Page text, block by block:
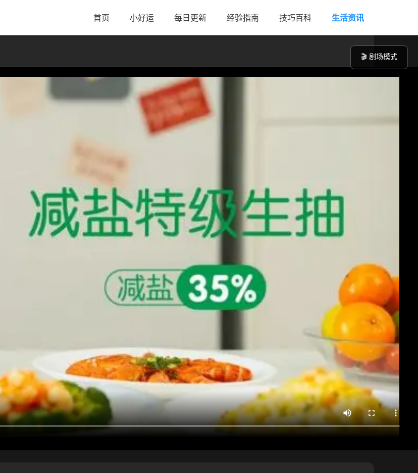
首页 小好运 每日更新 经验指南 技巧百科 生活资讯
🎬 剧场模式